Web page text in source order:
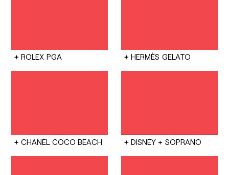
ROLEX PGA HERMÈS GELATO
CHANEL COCO BEACH DISNEY + SOPRANO